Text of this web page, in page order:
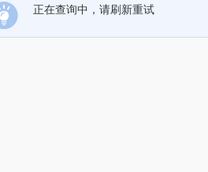
正在查询中，请刷新重试